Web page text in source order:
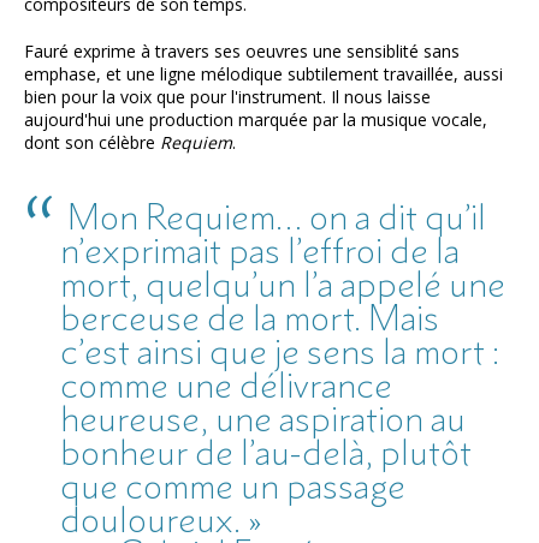
compositeurs de son temps.
Fauré exprime à travers ses oeuvres une sensiblité sans
emphase, et une ligne mélodique subtilement travaillée, aussi
bien pour la voix que pour l'instrument. Il nous laisse
aujourd'hui une production marquée par la musique vocale,
dont son célèbre Requiem.
Mon Requiem… on a dit qu’il
n’exprimait pas l’effroi de la
mort, quelqu’un l’a appelé une
berceuse de la mort. Mais
c’est ainsi que je sens la mort :
comme une délivrance
heureuse, une aspiration au
bonheur de l’au-delà, plutôt
que comme un passage
douloureux. »